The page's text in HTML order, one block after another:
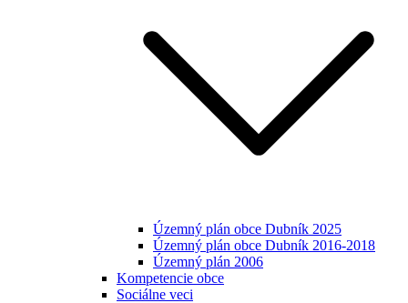
Územný plán obce Dubník 2025
Územný plán obce Dubník 2016-2018
Územný plán 2006
Kompetencie obce
Sociálne veci